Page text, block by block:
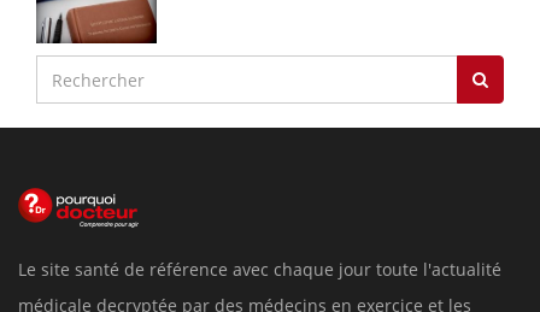
Le site santé de référence avec chaque jour toute l'actualité
médicale decryptée par des médecins en exercice et les